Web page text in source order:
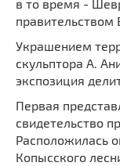
в то время -
правительством
Украшением
скульптора А.
экспозиция
Первая
свидетельство
Расположилась
Копысского